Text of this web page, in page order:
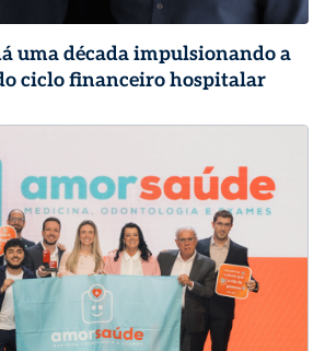
uma década impulsionando a
ciclo financeiro hospitalar